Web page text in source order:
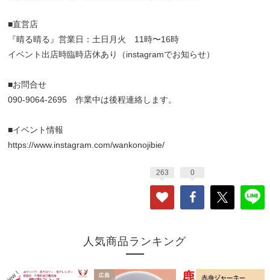
■直営店
『晴る晴る』営業日：土日月火 11時〜16時
イベント出店時臨時店休あり（instagramでお知らせ）
■お問合せ
090-9064-2695 作業中は後程連絡します。
■イベント情報
https://www.instagram.com/wankonojibie/
263 0
人気商品ランキング